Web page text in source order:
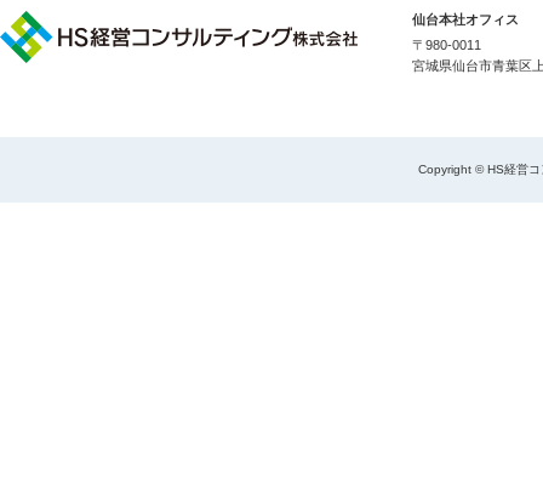
仙台本社オフィス
〒980-0011
宮城県仙台市青葉区
Copyright © HS経営